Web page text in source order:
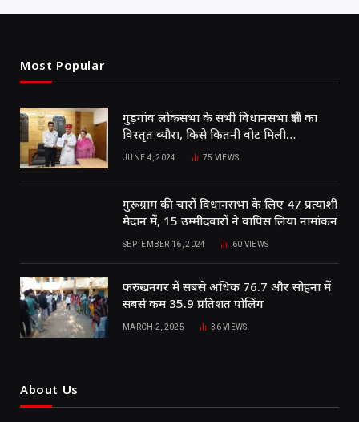
Most Popular
गुड़गांव लोकसभा के सभी विधानसभा क्षेत्रों का
विस्तृत ब्यौरा, किसे कितनी वोट मिली…
JUNE 4, 2024 75 VIEWS
गुरूग्राम की चारों विधानसभा के लिए 47 प्रत्याशी
मैदान में, 15 उम्मीदवारों ने वापिस लिया नामांकन
SEPTEMBER 16, 2024 60 VIEWS
फरुखनगर में सबसे अधिक 76.7 और सोहना में
सबसे कम 35.9 प्रतिशत पोलिंग
MARCH 2, 2025 36VIEWS
About Us